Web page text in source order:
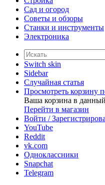
Сад и огород
Советы и обзоры
Станки и инструменты
Электроника
Switch skin
Sidebar
Случайная статья
Просмотреть корзину
Ваша корзина в
Перейти в магазин
Войти /
YouTube
Reddit
vk.com
Одноклассники
Snapchat
Telegram